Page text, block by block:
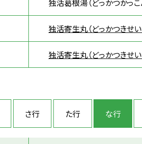
独活葛根湯（どっかつかっこ
独活寄生丸（どっかつきせ
独活寄生丸（どっかつきせ
さ行 た行 な行